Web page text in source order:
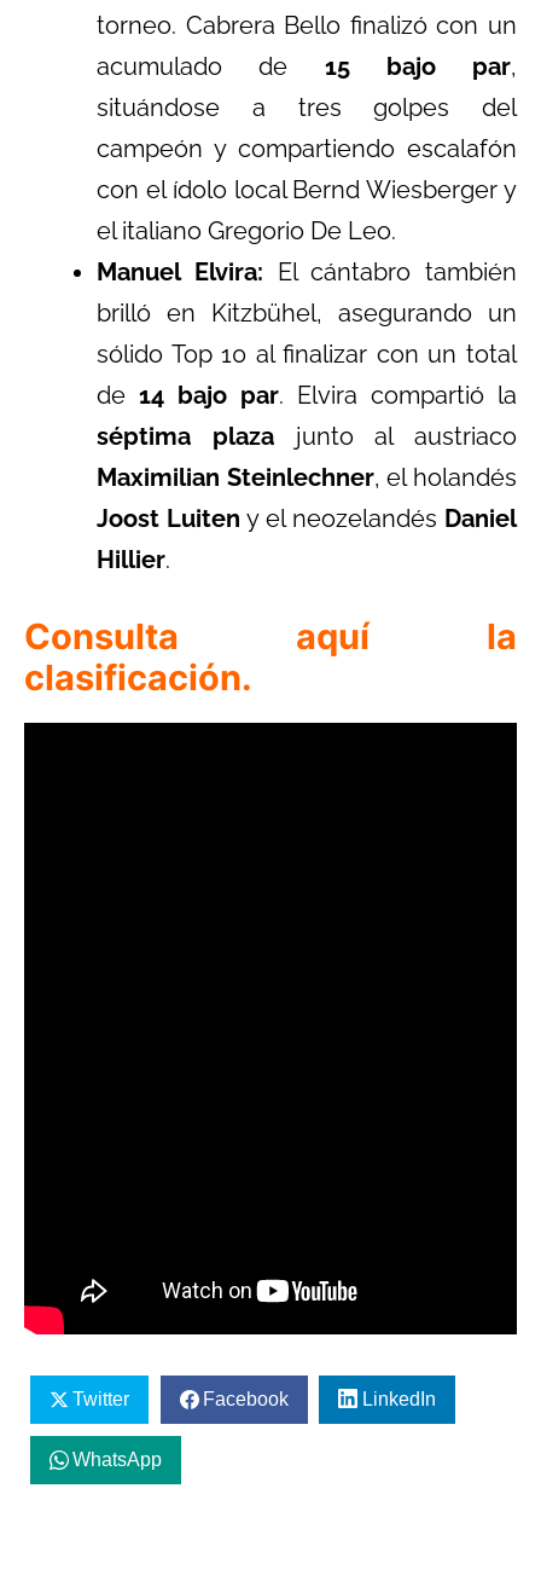
torneo. Cabrera Bello finalizó con un
acumulado de 15 bajo par,
situándose a tres golpes del
campeón y compartiendo escalafón
con el ídolo local Bernd Wiesberger y
el italiano Gregorio De Leo.
Manuel Elvira: El cántabro también
brilló en Kitzbühel, asegurando un
sólido Top 10 al finalizar con un total
de 14 bajo par. Elvira compartió la
séptima plazajunto al austriaco
Maximilian Steinlechner, el holandés
Joost Luiten y el neozelandés Daniel
Hillier.
Consulta aquí la
clasificación.
Twitter Facebook LinkedIn
WhatsApp